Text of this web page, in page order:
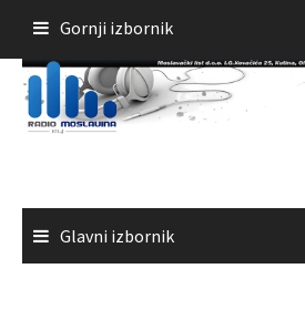
sadržaja
Gornji izbornik
Glavni izbornik